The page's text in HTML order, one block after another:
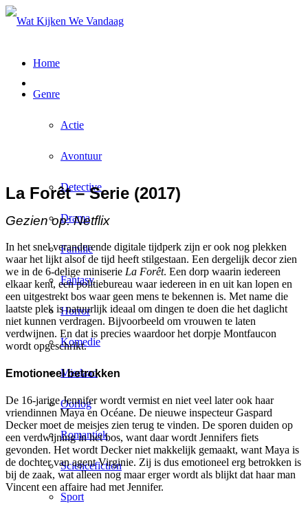
Home
Genre
Actie
Avontuur
Detective
Drama
Familie
Fantasy
Horror
Komedie
Misdaad
Oorlog
Romantiek
Sciencefiction
Sport
La Forêt – Serie (2017)
Gezien op: Netflix
In het snel veranderende digitale tijdperk zijn er ook nog plekken
waar het lijkt alsof de tijd heeft stilgestaan. Een dergelijk decor zien
we in de 6-delige miniserie La Forêt. Een dorp waarin iedereen
elkaar kent, een politiebureau waar iedereen in en uit kan lopen en
een uitgestrekt bos waar geen mens te bekennen is. Met name die
laatste plek is natuurlijk ideaal om dingen te doen die het daglicht
niet kunnen verdragen. Bijvoorbeeld om vrouwen te laten
verdwijnen. En dat is precies waardoor het dorpje Montfaucon
wordt opgeschrikt.
Emotioneel betrokken
De 16-jarige Jennifer wordt vermist en niet veel later ook haar
vriendinnen Maya en Océane. De nieuwe inspecteur Gaspard
Decker moet de meisjes zien terug te vinden. De sporen duiden op
een verdwijning in het bos, want daar wordt Jennifers fiets
gevonden. Het wordt Decker niet makkelijk gemaakt, want Maya is
de dochter van agent Virginie. Zij is dus emotioneel erg betrokken is
bij de zaak, wat alleen nog maar erger wordt als blijkt dat haar man
Vincent een affaire had met Jennifer.